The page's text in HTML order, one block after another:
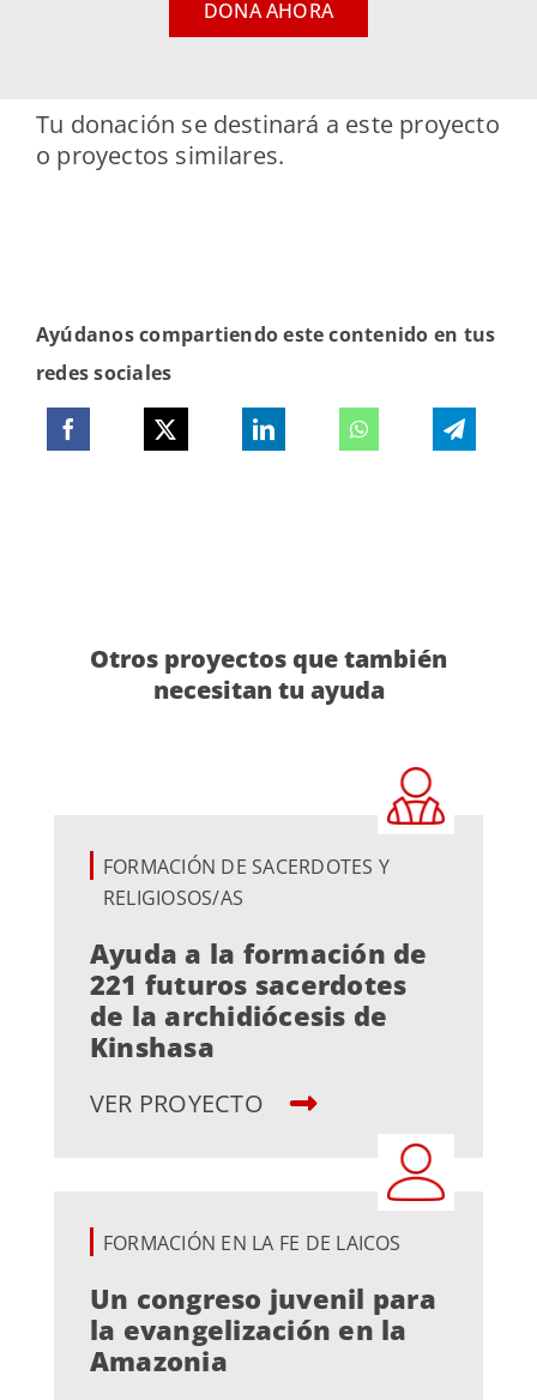
DONA AHORA
Tu donación se destinará a este proyecto
o proyectos similares.
Ayúdanos compartiendo este contenido en tus
redes sociales
Otros proyectos que también
necesitan tu ayuda
FORMACIÓN DE SACERDOTES Y
RELIGIOSOS/AS
Ayuda a la formación de
221 futuros sacerdotes
de la archidiócesis de
Kinshasa
VER PROYECTO
FORMACIÓN EN LA FE DE LAICOS
Un congreso juvenil para
la evangelización en la
Amazonia